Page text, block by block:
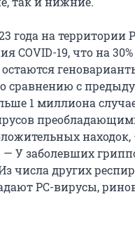
года на территории
COVID-19, что на
сравнению с
1 миллиона
— У заболевших
числа других
РС-вирусы,